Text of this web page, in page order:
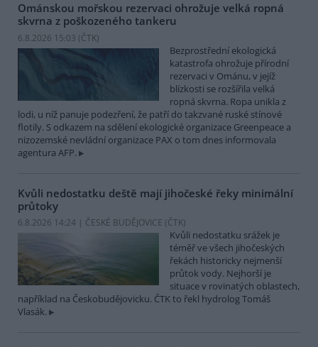
Ománskou mořskou rezervaci ohrožuje velká ropná
skvrna z poškozeného tankeru
6.8.2026 15:03 (ČTK)
Bezprostřední ekologická
katastrofa ohrožuje přírodní
rezervaci v Ománu, v jejíž
blízkosti se rozšířila velká
ropná skvrna. Ropa unikla z
lodi, u níž panuje podezření, že patří do takzvané ruské stínové
flotily. S odkazem na sdělení ekologické organizace Greenpeace a
nizozemské nevládní organizace PAX o tom dnes informovala
agentura AFP.
Kvůli nedostatku deště mají jihočeské řeky minimální
průtoky
6.8.2026 14:24 | ČESKÉ BUDĚJOVICE (ČTK)
Kvůli nedostatku srážek je
téměř ve všech jihočeských
řekách historicky nejmenší
průtok vody. Nejhorší je
situace v rovinatých oblastech,
například na Českobudějovicku. ČTK to řekl hydrolog Tomáš
Vlasák.